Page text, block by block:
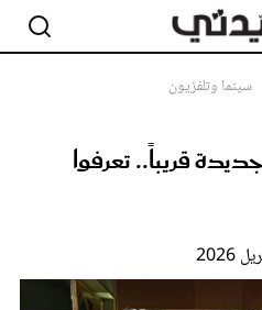
سينما وتلفزيون
قريباً.. تعرفوا